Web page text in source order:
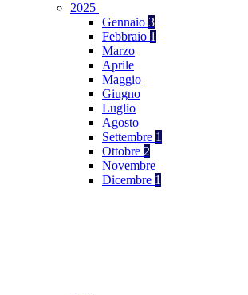
2025
Gennaio 3
Febbraio 1
Marzo
Aprile
Maggio
Giugno
Luglio
Agosto
Settembre 1
Ottobre 2
Novembre
Dicembre 1